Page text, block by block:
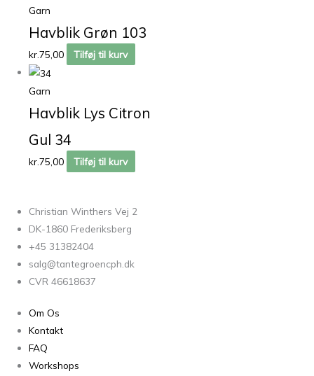
Garn
Havblik Grøn 103
kr.75,00 Tilføj til kurv
Garn
Havblik Lys Citron
Gul 34
kr.75,00 Tilføj til kurv
Christian Winthers Vej 2
DK-1860 Frederiksberg
+45 31382404
salg@tantegroencph.dk
CVR 46618637
Om Os
Kontakt
FAQ
Workshops